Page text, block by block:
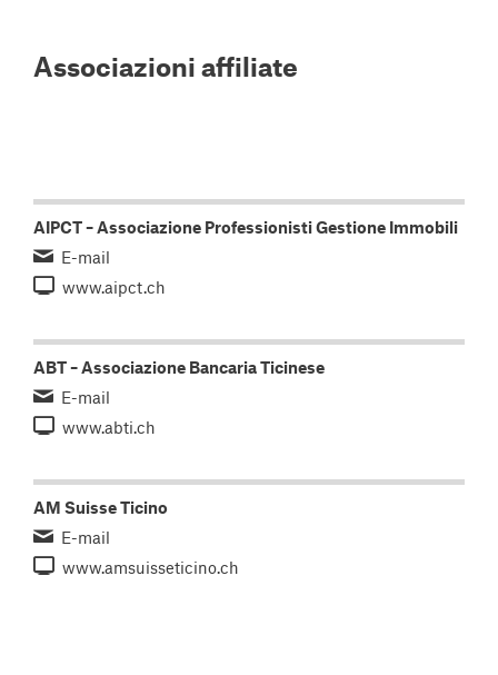
Associazioni affiliate
AIPCT – Associazione Professionisti Gestione Immobili
E-mail
www.aipct.ch
ABT – Associazione Bancaria Ticinese
E-mail
www.abti.ch
AM Suisse Ticino
E-mail
www.amsuisseticino.ch